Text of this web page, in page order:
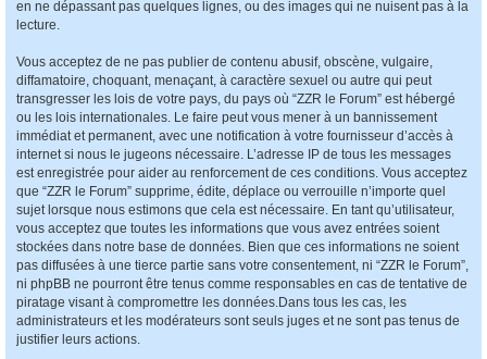
en ne dépassant pas quelques lignes, ou des images qui ne nuisent pas à la
lecture.
Vous acceptez de ne pas publier de contenu abusif, obscène, vulgaire,
diffamatoire, choquant, menaçant, à caractère sexuel ou autre qui peut
transgresser les lois de votre pays, du pays où “ZZR le Forum” est hébergé
ou les lois internationales. Le faire peut vous mener à un bannissement
immédiat et permanent, avec une notification à votre fournisseur d’accès à
internet si nous le jugeons nécessaire. L’adresse IP de tous les messages
est enregistrée pour aider au renforcement de ces conditions. Vous acceptez
que “ZZR le Forum” supprime, édite, déplace ou verrouille n’importe quel
sujet lorsque nous estimons que cela est nécessaire. En tant qu’utilisateur,
vous acceptez que toutes les informations que vous avez entrées soient
stockées dans notre base de données. Bien que ces informations ne soient
pas diffusées à une tierce partie sans votre consentement, ni “ZZR le Forum”,
ni phpBB ne pourront être tenus comme responsables en cas de tentative de
piratage visant à compromettre les données.Dans tous les cas, les
administrateurs et les modérateurs sont seuls juges et ne sont pas tenus de
justifier leurs actions.